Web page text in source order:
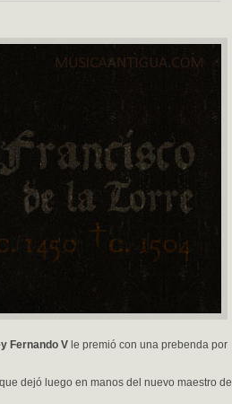
Fernando V le premió con una prebenda por
dejó luego en manos del nuevo maestro de